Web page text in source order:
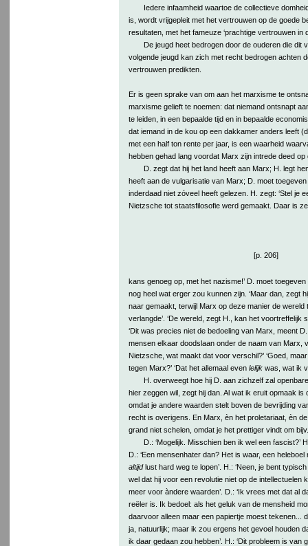
Iedere infaamheid waartoe de collectieve
is, wordt vrijgepleit met het vertrouwen op de goede
resultaten, met het fameuze ‘prachtige vertrouwen in
De jeugd heet bedrogen door de ouderen die dit
volgende jeugd kan zich met recht bedrogen achten
vertrouwen predikten.
Er is geen sprake van om aan het marxisme te
marxisme gelieft te noemen: dat niemand ontsnapt
te leiden, in een bepaalde tijd en in bepaalde
dat iemand in de kou op een dakkamer anders leeft
met een half ton rente per jaar, is een waarheid
hebben gehad lang voordat Marx zijn intrede deed op
D. zegt dat hij het land heeft aan Marx; H. legt
heeft aan de vulgarisatie van Marx; D. moet
inderdaad niet zóveel heeft gelezen. H. zegt: ‘Stel je
Nietzsche tot staatsfilosofie werd gemaakt. Daar is
[p. 206]
kans genoeg op, met het nazisme!’ D. moet
nog heel wat erger zou kunnen zijn. ‘Maar dan, zegt
naar gemaakt, terwijl Marx op deze manier de wereld
verlangde’. ‘De wereld, zegt H., kan het voortreffelijk
‘Dit was precies niet de bedoeling van Marx, meent
mensen elkaar doodslaan onder de naam van Marx,
Nietzsche, wat maakt dat voor verschil?’ ‘Goed,
tegen Marx?’ ‘Dat het allemaal even lelijkwas, wat ik
H. overweegt hoe hij D. aan zichzelf zal
hier zeggen wil, zegt hij dan. Al wat ik eruit opmaak is
omdat je andere waarden stelt boven de bevrijding
recht is overigens. En Marx, èn het proletariaat, èn
grand niet schelen, omdat je het prettiger vindt om
D.: ‘Mogelijk. Misschien ben ik wel een fascist?’
D.: ‘Een mensenhater dan? Het is waar, een
altijdlust hard weg te lopen’. H.: ‘Neen, je bent
wel dat hij voor een revolutie niet op de intellectuelen
meer voor àndere waarden’. D.: ‘Ik vrees met dat al
reëler is. Ik bedoel: als het geluk van de mensheid
daarvoor alleen maar een papiertje moest tekenen...
ja, natuurlijk; maar ik zou ergens het gevoel houden
ik daar gedaan zou hebben’. H.: ‘Dit probleem is van